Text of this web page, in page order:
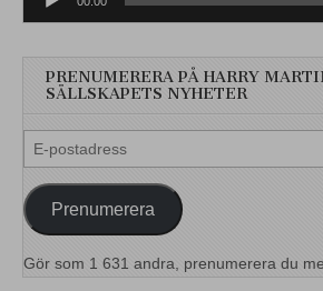
PRENUMERERA PÅ HARRY
SÄLLSKAPETS NYHETER
E-
postadress
Prenumerera
Gör som 1 631 andra, prenumerera du